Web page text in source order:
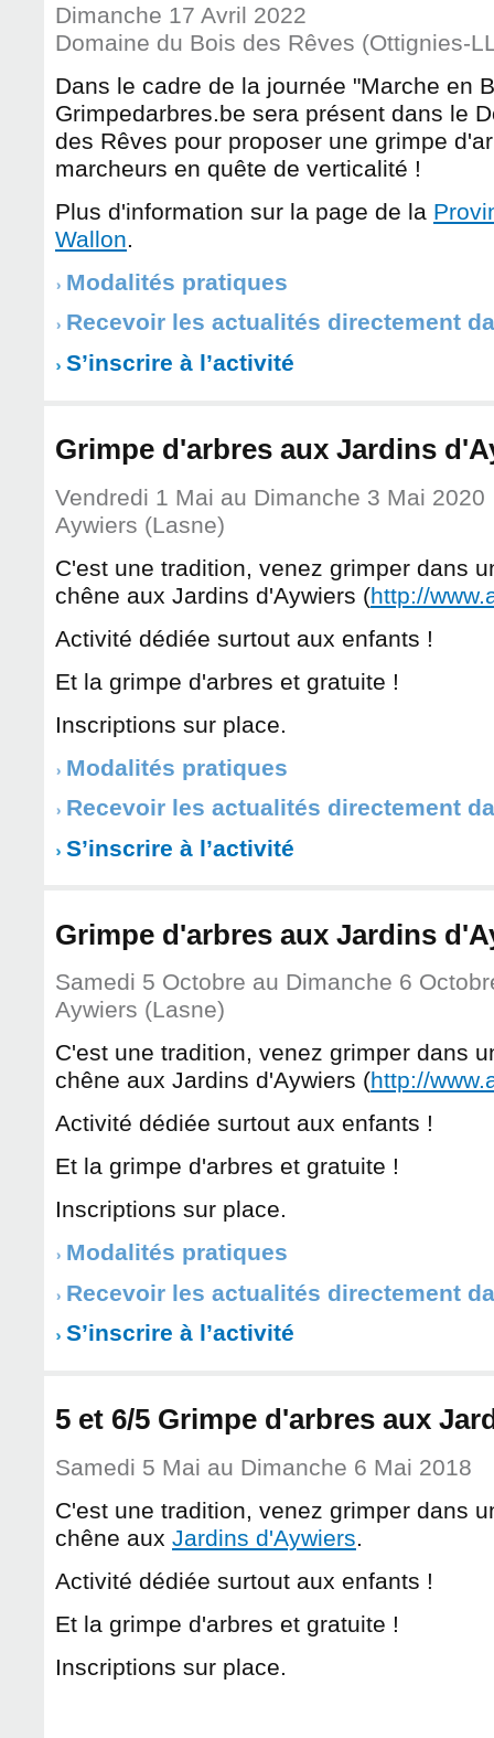
Dimanche 17 Avril 2022
Domaine du Bois des Rêves (Ottignies-
Dans le cadre de la journée "Marche en
Grimpedarbres.be sera présent dans le
des Rêves pour proposer une grimpe
marcheurs en quête de verticalité !
Plus d'information sur la page de la
Wallon.
Modalités pratiques
Recevoir les actualités directement
S’inscrire à l’activité
Grimpe d'arbres aux Jardins
Vendredi 1 Mai au Dimanche 3 Mai 2020
Aywiers (Lasne)
C'est une tradition, venez grimper dans
chêne aux Jardins d'Aywiers (http://
Activité dédiée surtout aux enfants !
Et la grimpe d'arbres et gratuite !
Inscriptions sur place.
Modalités pratiques
Recevoir les actualités directement
S’inscrire à l’activité
Grimpe d'arbres aux Jardins
Samedi 5 Octobre au Dimanche 6
Aywiers (Lasne)
C'est une tradition, venez grimper dans
chêne aux Jardins d'Aywiers (http://
Activité dédiée surtout aux enfants !
Et la grimpe d'arbres et gratuite !
Inscriptions sur place.
Modalités pratiques
Recevoir les actualités directement
S’inscrire à l’activité
5 et 6/5 Grimpe d'arbres aux
Samedi 5 Mai au Dimanche 6 Mai 2018
C'est une tradition, venez grimper dans
chêne aux Jardins d'Aywiers.
Activité dédiée surtout aux enfants !
Et la grimpe d'arbres et gratuite !
Inscriptions sur place.